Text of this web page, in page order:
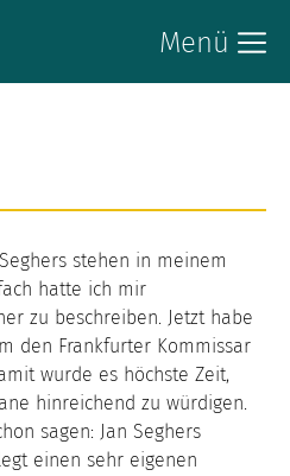
Menü
stehen in meinem
hatte ich mir
zu beschreiben. Jetzt habe
den Frankfurter Kommissar
wurde es höchste Zeit,
hinreichend zu würdigen.
sagen: Jan Seghers
einen sehr eigenen